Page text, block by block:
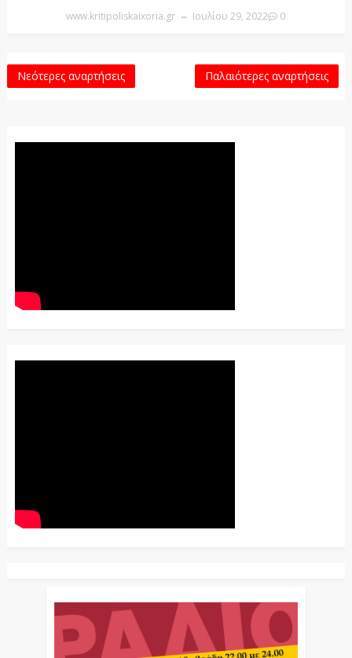
www.kritipoliskaixoria.gr Ιουλίου 29, 2022 0
Νεότερες αναρτήσεις Παλαιότερες αναρτήσεις